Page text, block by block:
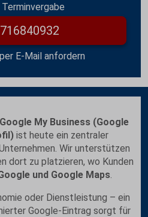
E-Mail anfordern
Google My Business (Google
ist heute ein zentraler
Wir unterstützen
dort zu platzieren, wo Kunden
und Google Maps.
oder Dienstleistung – ein
Google-Eintrag sorgt für